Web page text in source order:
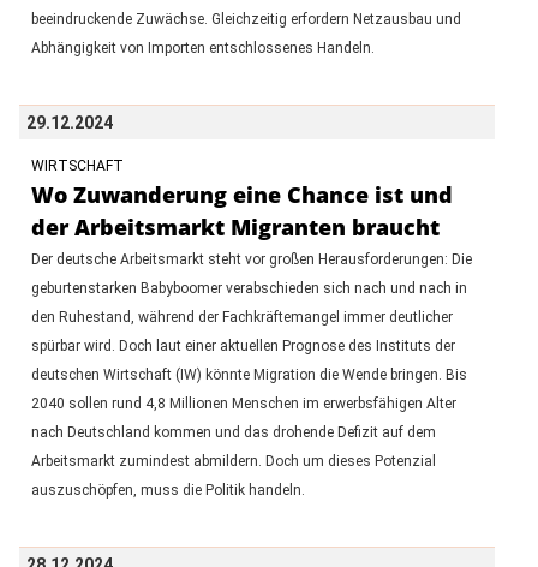
beeindruckende Zuwächse. Gleichzeitig erfordern Netzausbau und
Abhängigkeit von Importen entschlossenes Handeln.
29.12.2024
WIRTSCHAFT
Wo Zuwanderung eine Chance ist und
der Arbeitsmarkt Migranten braucht
Der deutsche Arbeitsmarkt steht vor großen Herausforderungen: Die
geburtenstarken Babyboomer verabschieden sich nach und nach in
den Ruhestand, während der Fachkräftemangel immer deutlicher
spürbar wird. Doch laut einer aktuellen Prognose des Instituts der
deutschen Wirtschaft (IW) könnte Migration die Wende bringen. Bis
2040 sollen rund 4,8 Millionen Menschen im erwerbsfähigen Alter
nach Deutschland kommen und das drohende Defizit auf dem
Arbeitsmarkt zumindest abmildern. Doch um dieses Potenzial
auszuschöpfen, muss die Politik handeln.